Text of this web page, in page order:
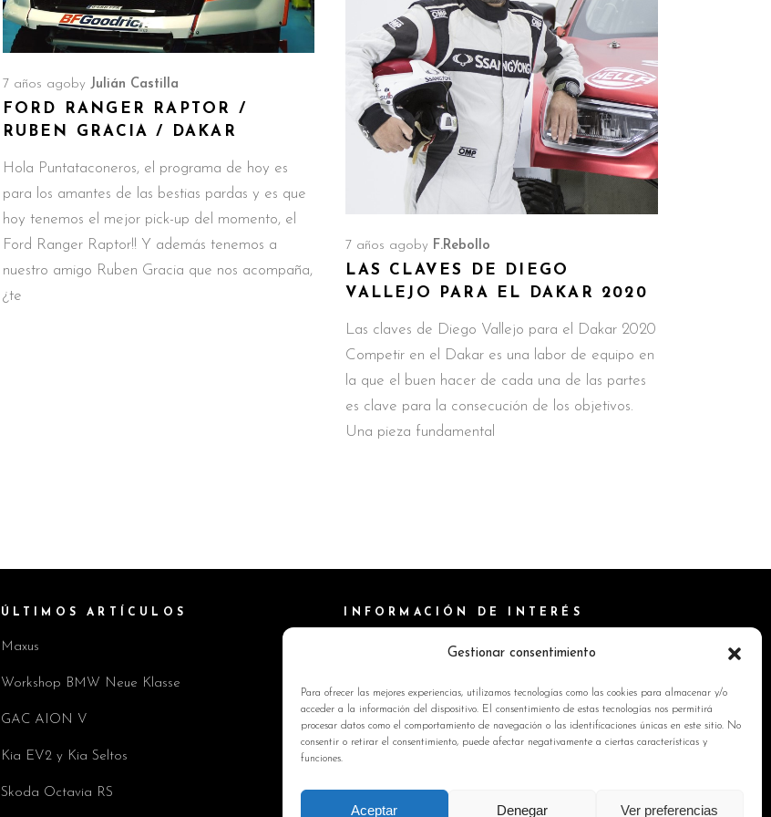
Gestionar consentimiento
Para ofrecer las mejores experiencias, utilizamos tecnologías como las cookies para almacenar y/o
acceder a la información del dispositivo. El consentimiento de estas tecnologías nos permitirá
procesar datos como el comportamiento de navegación o las identificaciones únicas en este sitio. No
consentir o retirar el consentimiento, puede afectar negativamente a ciertas características y
funciones.
Aceptar Denegar Ver preferencias
7 años agoby Julián Castilla
FORD RANGER RAPTOR /
RUBEN GRACIA / DAKAR
Hola Puntataconeros, el programa de hoy es
para los amantes de las bestias pardas y es que
hoy tenemos el mejor pick-up del momento, el
Ford Ranger Raptor!! Y además tenemos a
nuestro amigo Ruben Gracia que nos acompaña,
¿te
7 años agoby F.Rebollo
LAS CLAVES DE DIEGO
VALLEJO PARA EL DAKAR 2020
Las claves de Diego Vallejo para el Dakar 2020
Competir en el Dakar es una labor de equipo en
la que el buen hacer de cada una de las partes
es clave para la consecución de los objetivos.
Una pieza fundamental
ÚLTIMOS ARTÍCULOS
Maxus
Workshop BMW Neue Klasse
GAC AION V
Kia EV2 y Kia Seltos
Skoda Octavia RS
INFORMACIÓN DE INTERÉS
Política de Cookies
Política de privacidad
Contacto